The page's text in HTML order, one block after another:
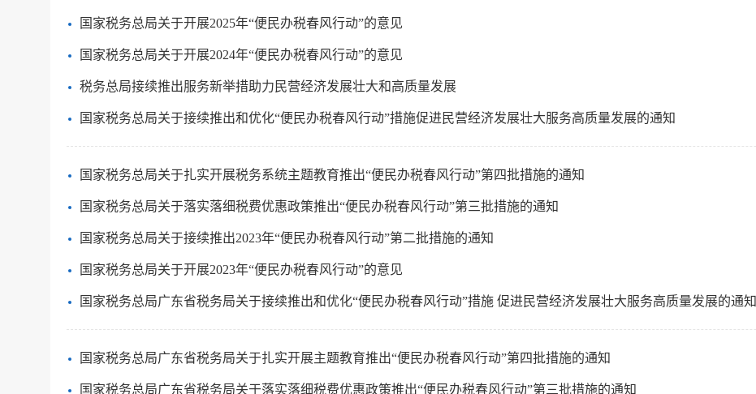
国家税务总局关于开展2025年“便民办税春风行动”的意见
国家税务总局关于开展2024年“便民办税春风行动”的意见
税务总局接续推出服务新举措助力民营经济发展壮大和高质量发展
国家税务总局关于接续推出和优化“便民办税春风行动”措施促进民营经济发展壮大服务高质量发展的通知
国家税务总局关于扎实开展税务系统主题教育推出“便民办税春风行动”第四批措施的通知
国家税务总局关于落实落细税费优惠政策推出“便民办税春风行动”第三批措施的通知
国家税务总局关于接续推出2023年“便民办税春风行动”第二批措施的通知
国家税务总局关于开展2023年“便民办税春风行动”的意见
国家税务总局广东省税务局关于接续推出和优化“便民办税春风行动”措施 促进民营经济发展壮大服务高质量发展的通知
国家税务总局广东省税务局关于扎实开展主题教育推出“便民办税春风行动”第四批措施的通知
国家税务总局广东省税务局关于落实落细税费优惠政策推出“便民办税春风行动”第三批措施的通知